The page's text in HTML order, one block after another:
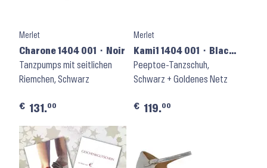
Merlet
Charone 1404 001 ⬝ Noir
Tanzpumps mit seitlichen
Riemchen, Schwarz
€ 131.00
Merlet
Kami1 1404 001 ⬝ Black
Gold Mesh
Peeptoe-Tanzschuh,
Schwarz + Goldenes Netz
€ 119.00